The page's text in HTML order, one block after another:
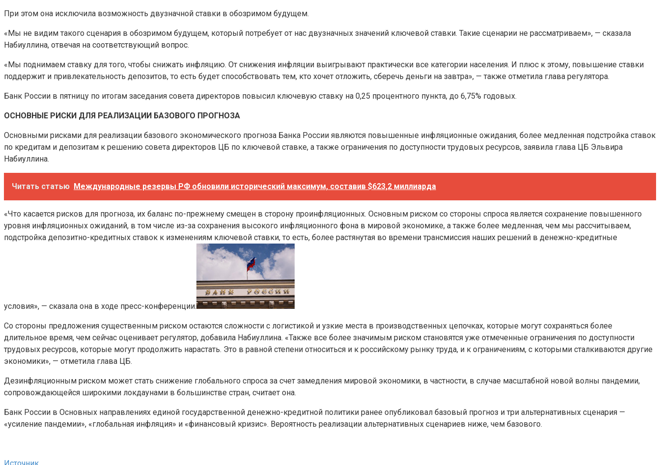
При этом она исключила возможность двузначной ставки в обозримом будущем.
«Мы не видим такого сценария в обозримом будущем, который потребует от нас двузначных значений ключевой ставки. Такие сценарии не рассматриваем», — сказала
Набиуллина, отвечая на соответствующий вопрос.
«Мы поднимаем ставку для того, чтобы снижать инфляцию. От снижения инфляции выигрывают практически все категории населения. И плюс к этому, повышение ставки
поддержит и привлекательность депозитов, то есть будет способствовать тем, кто хочет отложить, сберечь деньги на завтра», — также отметила глава регулятора.
Банк России в пятницу по итогам заседания совета директоров повысил ключевую ставку на 0,25 процентного пункта, до 6,75% годовых.
ОСНОВНЫЕ РИСКИ ДЛЯ РЕАЛИЗАЦИИ БАЗОВОГО ПРОГНОЗА
Основными рисками для реализации базового экономического прогноза Банка России являются повышенные инфляционные ожидания, более медленная подстройка ставок
по кредитам и депозитам к решению совета директоров ЦБ по ключевой ставке, а также ограничения по доступности трудовых ресурсов, заявила глава ЦБ Эльвира
Набиуллина.
Читать статью Международные резервы РФ обновили исторический максимум, составив $623,2 миллиарда
«Что касается рисков для прогноза, их баланс по-прежнему смещен в сторону проинфляционных. Основным риском со стороны спроса является сохранение повышенного
уровня инфляционных ожиданий, в том числе из-за сохранения высокого инфляционного фона в мировой экономике, а также более медленная, чем мы рассчитываем,
подстройка депозитно-кредитных ставок к изменениям ключевой ставки, то есть, более растянутая во времени трансмиссия наших решений в денежно-кредитные
условия», — сказала она в ходе пресс-конференции.
Со стороны предложения существенным риском остаются сложности с логистикой и узкие места в производственных цепочках, которые могут сохраняться более
длительное время, чем сейчас оценивает регулятор, добавила Набиуллина. «Также все более значимым риском становятся уже отмеченные ограничения по доступности
трудовых ресурсов, которые могут продолжить нарастать. Это в равной степени относиться и к российскому рынку труда, и к ограничениям, с которыми сталкиваются другие
экономики», — отметила глава ЦБ.
Дезинфляционным риском может стать снижение глобального спроса за счет замедления мировой экономики, в частности, в случае масштабной новой волны пандемии,
сопровождающейся широкими локдаунами в большинстве стран, считает она.
Банк России в Основных направлениях единой государственной денежно-кредитной политики ранее опубликовал базовый прогноз и три альтернативных сценария —
«усиление пандемии», «глобальная инфляция» и «финансовый кризис». Вероятность реализации альтернативных сценариев ниже, чем базового.